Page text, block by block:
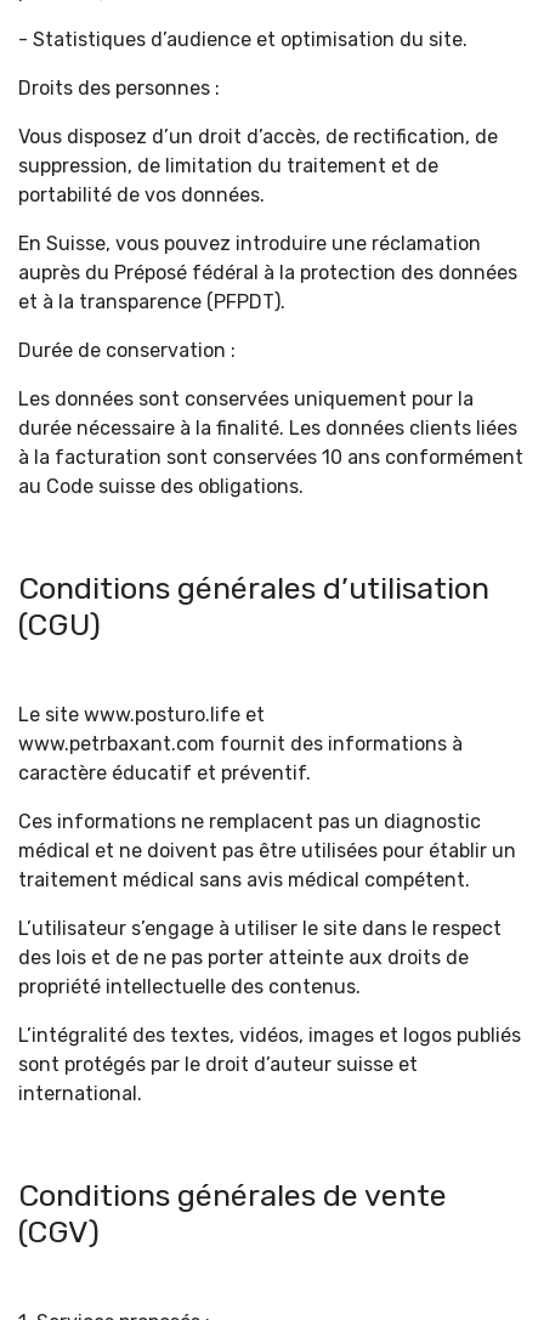
- Statistiques d’audience et optimisation du site.
Droits des personnes :
Vous disposez d’un droit d’accès, de rectification, de
suppression, de limitation du traitement et de
portabilité de vos données.
En Suisse, vous pouvez introduire une réclamation
auprès du Préposé fédéral à la protection des données
et à la transparence (PFPDT).
Durée de conservation :
Les données sont conservées uniquement pour la
durée nécessaire à la finalité. Les données clients liées
à la facturation sont conservées 10 ans conformément
au Code suisse des obligations.
Conditions générales d’utilisation
(CGU)
Le site www.posturo.life et
www.petrbaxant.com fournit des informations à
caractère éducatif et préventif.
Ces informations ne remplacent pas un diagnostic
médical et ne doivent pas être utilisées pour établir un
traitement médical sans avis médical compétent.
L’utilisateur s’engage à utiliser le site dans le respect
des lois et de ne pas porter atteinte aux droits de
propriété intellectuelle des contenus.
L’intégralité des textes, vidéos, images et logos publiés
sont protégés par le droit d’auteur suisse et
international.
Conditions générales de vente
(CGV)